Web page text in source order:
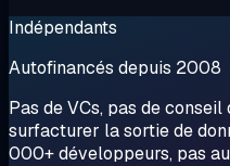
Indépendants
Autofinancés depuis 2008
Pas de VCs, pas de
surfacturer la sortie de
000+ développeurs, pas